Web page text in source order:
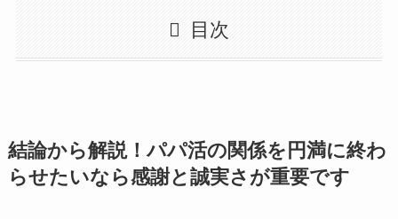
目次
結論から解説！パパ活の関係を円満に終わ
らせたいなら感謝と誠実さが重要です